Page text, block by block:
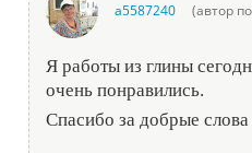
a5587240 (автор
Я работы из глины
очень понравились.
Спасибо за добрые слова